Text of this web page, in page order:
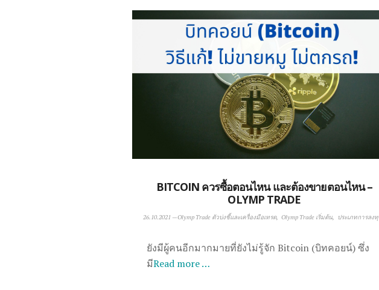
BITCOIN ควรซื้อตอนไหน และต้องขายตอนไหน –
OLYMP TRADE
26.10.2021 —Olymp Trade ตัวบ่งชี้และเครื่องมือเทรด Olymp Trade เริ่มต้น ประเภทการลง
ยังมีผู้คนอีกมากมายที่ยังไม่รู้จัก Bitcoin (บิทคอยน์) ซึ่ง
มีRead more …